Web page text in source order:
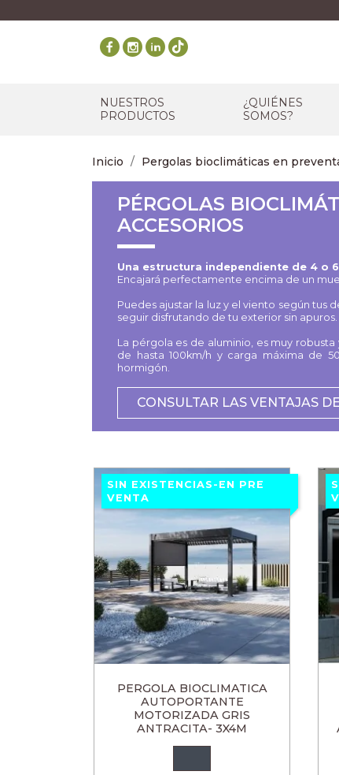
NUESTROS
PRODUCTOS
¿QUIÉNES
SOMOS?
Inicio Pergolas bioclimáticas en
PÉRGOLAS
ACCESORIOS
Una estructura independiente de 4 o
Encajará perfectamente encima de un
Puedes ajustar la luz y el viento según tus
seguir disfrutando de tu exterior sin apuros.
La pérgola es de aluminio, es muy
de hasta 100km/h y carga máxima de
hormigón.
CONSULTAR LAS VENTAJAS
SIN EXISTENCIAS-EN PRE
VENTA
PERGOLA BIOCLIMATICA
AUTOPORTANTE
MOTORIZADA GRIS
ANTRACITA- 3X4M